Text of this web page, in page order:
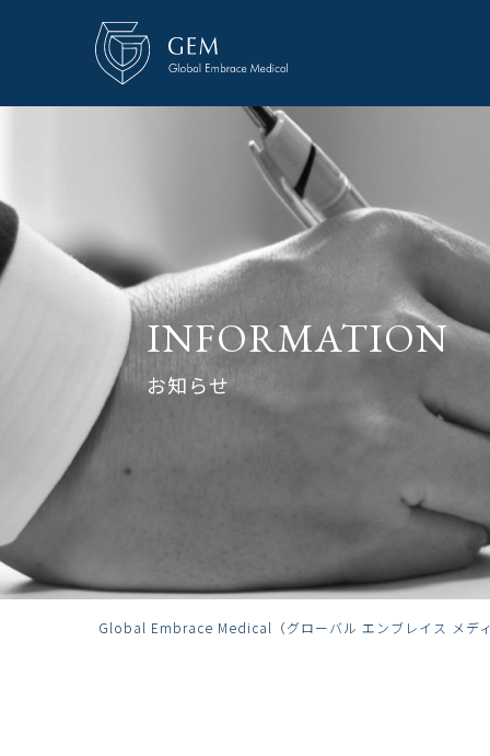
INFORMATION
お知らせ
Global Embrace Medical（グローバル エンブレイス メデ